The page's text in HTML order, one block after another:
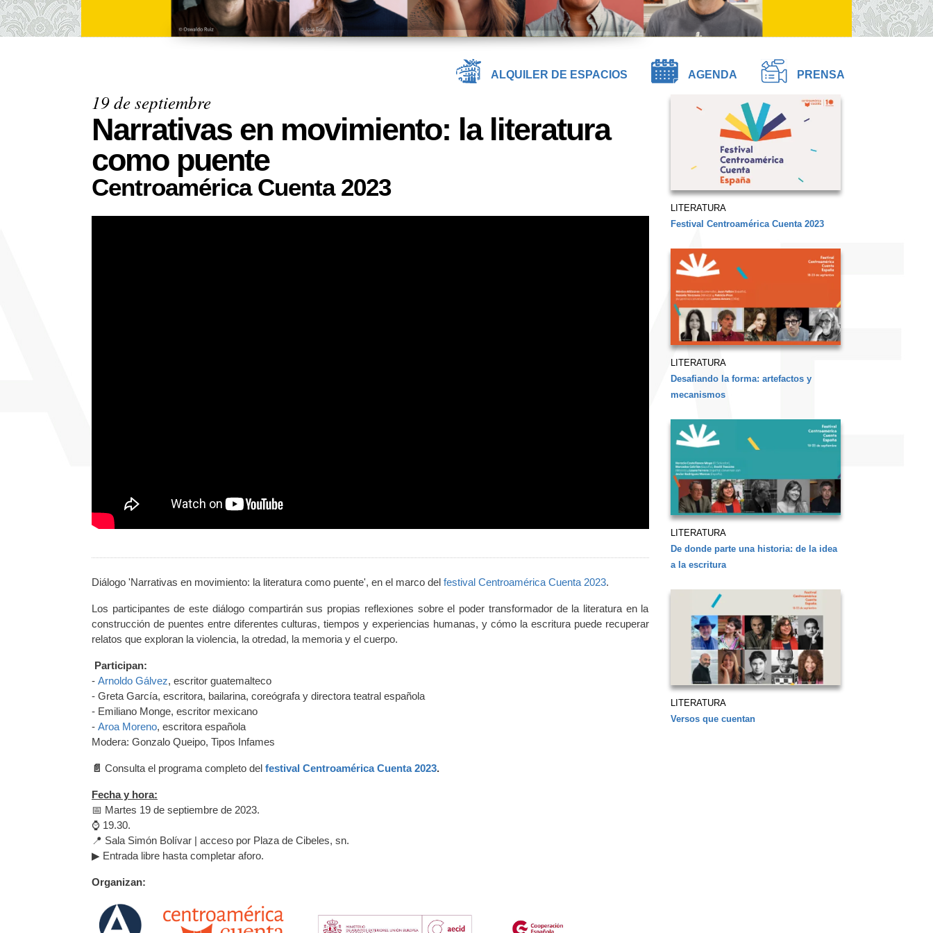
ALQUILER DE ESPACIOS AGENDA PRENSA
19 de septiembre
Narrativas en movimiento: la literatura
como puente
Centroamérica Cuenta 2023
Diálogo 'Narrativas en movimiento: la literatura como puente', en el marco del festival Centroamérica Cuenta 2023.
Los participantes de este diálogo compartirán sus propias reflexiones sobre el poder transformador de la literatura en la
construcción de puentes entre diferentes culturas, tiempos y experiencias humanas, y cómo la escritura puede recuperar
relatos que exploran la violencia, la otredad, la memoria y el cuerpo.
Participan:
- Arnoldo Gálvez, escritor guatemalteco
- Greta García, escritora, bailarina, coreógrafa y directora teatral española
- Emiliano Monge, escritor mexicano
- Aroa Moreno, escritora española
Modera: Gonzalo Queipo, Tipos Infames
📄 Consulta el programa completo del festival Centroamérica Cuenta 2023.
Fecha y hora:
📅 Martes 19 de septiembre de 2023.
⌚ 19.30.
📍 Sala Simón Bolívar | acceso por Plaza de Cibeles, sn.
▶ Entrada libre hasta completar aforo.
Organizan:
LITERATURA
Festival Centroamérica Cuenta 2023
LITERATURA
Desafiando la forma: artefactos y
mecanismos
LITERATURA
De donde parte una historia: de la idea
a la escritura
LITERATURA
Versos que cuentan